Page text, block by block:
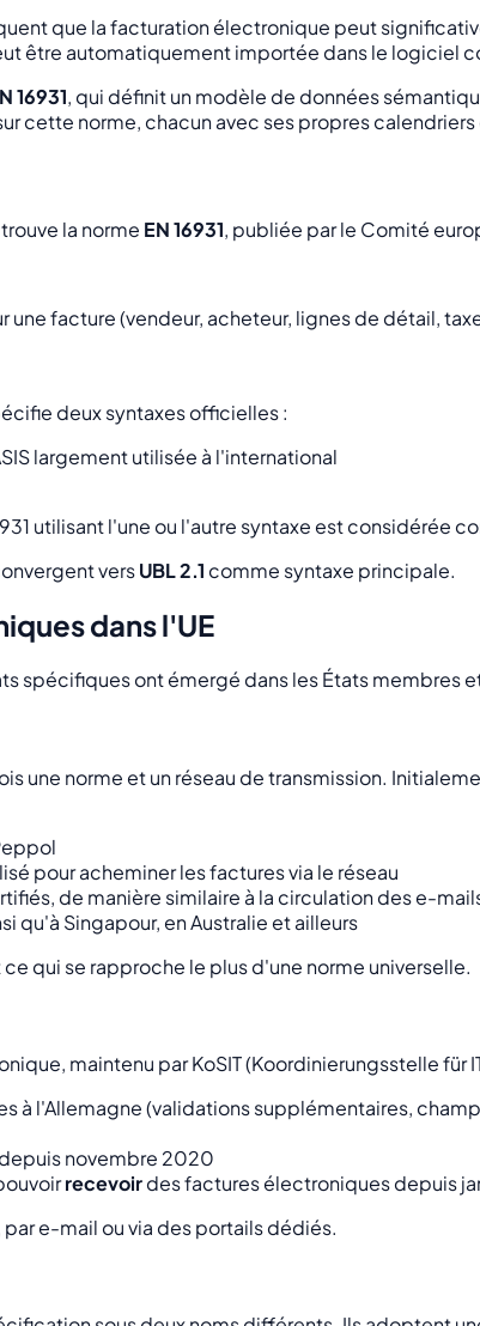
que la facturation électronique peut
être automatiquement importée dans le logiciel
16931, qui définit un modèle de données
cette norme, chacun avec ses propres
la norme EN 16931, publiée par le Comité
facture (vendeur, acheteur, lignes de détail,
deux syntaxes officielles :
largement utilisée à l'international
utilisant l'une ou l'autre syntaxe est considérée
versUBL 2.1 comme syntaxe principale.
dans l'UE
spécifiques ont émergé dans les États membres
une norme et un réseau de transmission.
pour acheminer les factures via le réseau
de manière similaire à la circulation des e-
qu'à Singapour, en Australie et ailleurs
qui se rapproche le plus d'une norme universelle.
maintenu par KoSIT (Koordinierungsstelle für
à l'Allemagne (validations supplémentaires,
novembre 2020
recevoirdes factures électroniques depuis
e-mail ou via des portails dédiés.